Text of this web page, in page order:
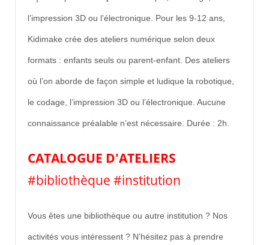
l’impression 3D ou l’électronique. Pour les 9-12 ans,
Kidimake crée des ateliers numérique selon deux
formats : enfants seuls ou parent-enfant. Des ateliers
où l’on aborde de façon simple et ludique la robotique,
le codage, l’impression 3D ou l’électronique. Aucune
connaissance préalable n’est nécessaire. Durée : 2h.
CATALOGUE D'ATELIERS
#bibliothèque #institution
Vous êtes une bibliothèque ou autre institution ? Nos
activités vous intéressent ? N'hésitez pas à prendre